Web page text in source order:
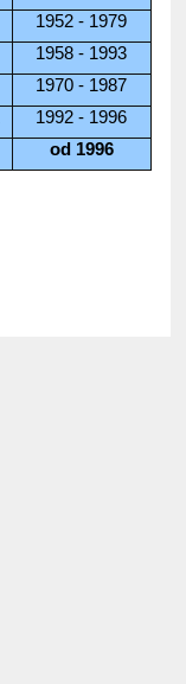
1952 - 1979
1958 - 1993
1970 - 1987
1992 - 1996
od 1996